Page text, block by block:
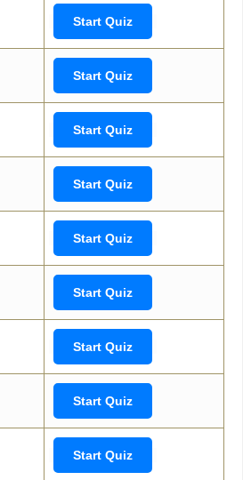
Start Quiz
Start Quiz
Start Quiz
Start Quiz
Start Quiz
Start Quiz
Start Quiz
Start Quiz
Start Quiz